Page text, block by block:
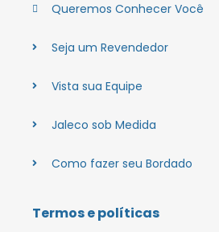
Queremos Conhecer Você
Seja um Revendedor
Vista sua Equipe
Jaleco sob Medida
Como fazer seu Bordado
Termos e políticas